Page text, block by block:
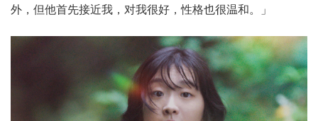
外，但他首先接近我，对我很好，性格也很温和。」